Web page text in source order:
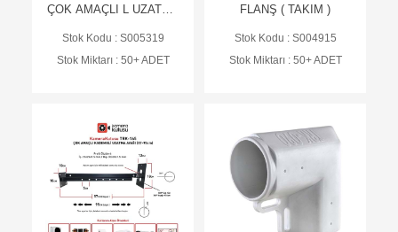
ÇOK AMAÇLI L UZATMA
Stok Kodu : S005319
Stok Miktarı : 50+ ADET
FLANŞ ( TAKIM )
Stok Kodu : S004915
Stok Miktarı : 50+ ADET